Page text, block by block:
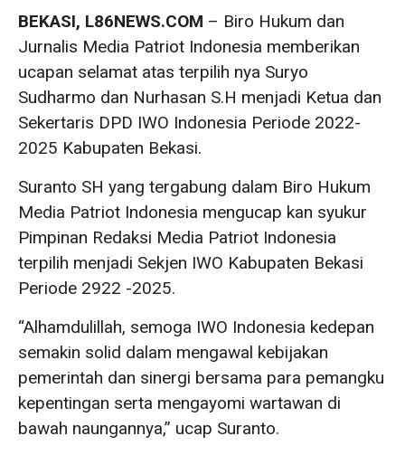
BEKASI, L86NEWS.COM – Biro Hukum dan
Jurnalis Media Patriot Indonesia memberikan
ucapan selamat atas terpilih nya Suryo
Sudharmo dan Nurhasan S.H menjadi Ketua dan
Sekertaris DPD IWO Indonesia Periode 2022-
2025 Kabupaten Bekasi.
Suranto SH yang tergabung dalam Biro Hukum
Media Patriot Indonesia mengucap kan syukur
Pimpinan Redaksi Media Patriot Indonesia
terpilih menjadi Sekjen IWO Kabupaten Bekasi
Periode 2922 -2025.
“Alhamdulillah, semoga IWO Indonesia kedepan
semakin solid dalam mengawal kebijakan
pemerintah dan sinergi bersama para pemangku
kepentingan serta mengayomi wartawan di
bawah naungannya,” ucap Suranto.